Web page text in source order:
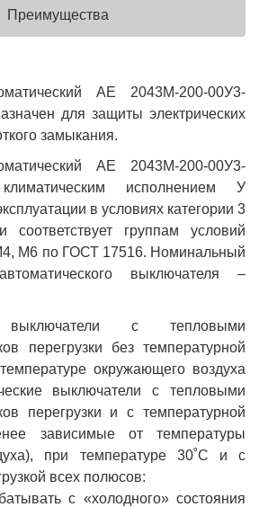
Преимущества
АЕ 2043М-200-00У3-
для защиты электрических
замыкания.
АЕ 2043М-200-00У3-
исполнением У
в условиях категории 3
группам условий
М6 по ГОСТ 17516. Номинальный
выключателя –
выключатели с тепловыми
перегрузки без температурной
окружающего воздуха
выключатели с тепловыми
перегрузки и с температурной
зависимые от температуры
при температуре 30˚С и с
всех полюсов:
с «холодного» состояния